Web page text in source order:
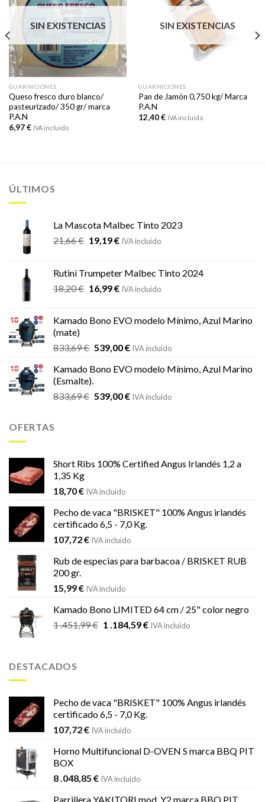
SIN EXISTENCIAS
GUARNICIONES
Queso fresco duro blanco/
pasteurizado/ 350 gr/ marca
P.A.N
6,97€ IVA incluido
SIN EXISTENCIAS
GUARNICIONES
Pan de Jamón 0,750 kg/ Marca
P.A.N
12,40€ IVA incluido
ÚLTIMOS
La Mascota Malbec Tinto 2023
21,66€ El
era:
21,66 €.
19,19€El
es:
19,19 €.
IVA incluido
Rutini Trumpeter Malbec Tinto 2024
18,20€ El
era:
16,99€El
es:
IVA incluido
Kamado Bono EVO modelo Mínimo, Azul Marino
(mate)
833,69€ El
original
era:
833,69 €.
539,00€El
actual
539,00 €.
IVA incluido
Kamado Bono EVO modelo Mínimo, Azul Marino
(Esmalte).
833,69€ El
539,00€ElIVA incluido
OFERTAS
Short Ribs 100% Certified Angus Irlandés 1,2 a
1,35 Kg
18,70€ IVA incluido
Pecho de vaca "BRISKET" 100% Angus irlandés
certificado 6,5 - 7,0 Kg.
107,72€ IVA incluido
Rub de especias para barbacoa / BRISKET RUB
200 gr.
15,99€ IVA incluido
Kamado Bono LIMITED 64 cm / 25" color negro
1 .451,99€ El
1 .184,59€ElIVA incluido
DESTACADOS
Pecho de vaca "BRISKET" 100% Angus irlandés
certificado 6,5 - 7,0 Kg.
107,72€ IVA incluido
Horno Multifuncional D-OVEN S marca BBQ PIT
BOX
8 .048,85 € IVA incluido
Parrillera YAKITORI mod. Y2 marca BBQ PIT